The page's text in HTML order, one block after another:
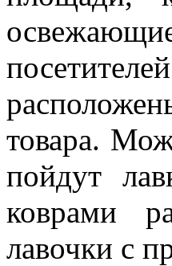
товара.
пойдут
коврами
лавочки с